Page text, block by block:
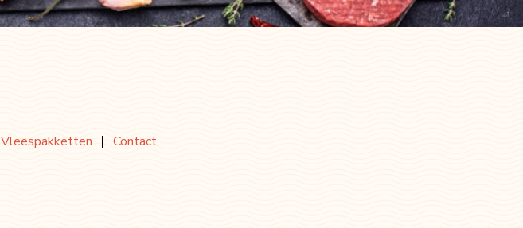
Vleespakketten Contact